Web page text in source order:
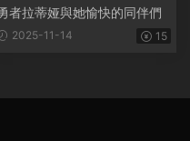
者拉蒂娅與她愉快的同伴們
2025-11-14 15